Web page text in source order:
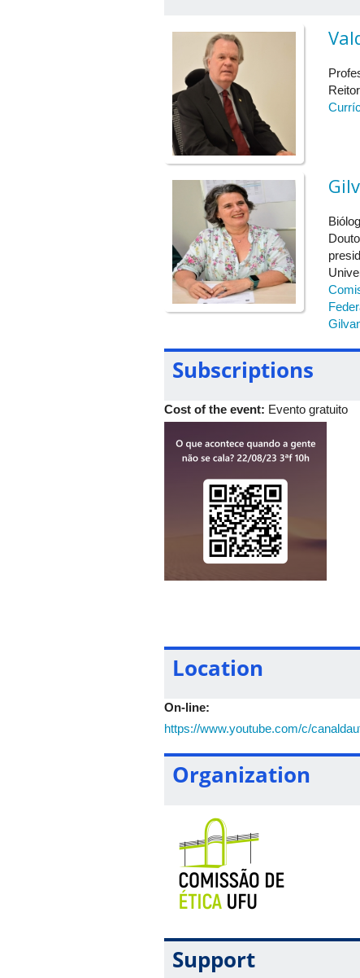
Subscriptions
Cost of the event: Evento gratuito
O formulário ficará a ativo durante o
Location
On-line:
https://www.youtube.com/c/
Organization
Support